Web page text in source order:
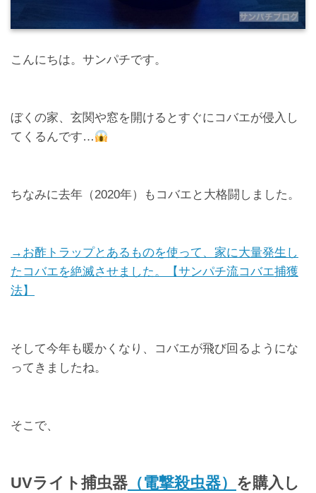
こんにちは。サンパチです。
ぼくの家、玄関や窓を開けるとすぐにコバエが侵入し
てくるんです…
ちなみに去年（2020年）もコバエと大格闘しました。
→お酢トラップとあるものを使って、家に大量発生し
たコバエを絶滅させました。【サンパチ流コバエ捕獲
法】
そして今年も暖かくなり、コバエが飛び回るようにな
ってきましたね。
そこで、
UVライト捕虫器 （電撃殺虫器） を購入し